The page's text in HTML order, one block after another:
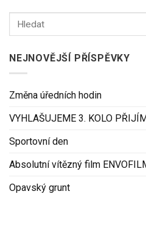
NEJNOVĚJŠÍ PŘÍSPĚVKY
Změna úředních hodin
VYHLAŠUJEME 3. KOLO
Sportovní den
Absolutní vítězný film
Opavský grunt